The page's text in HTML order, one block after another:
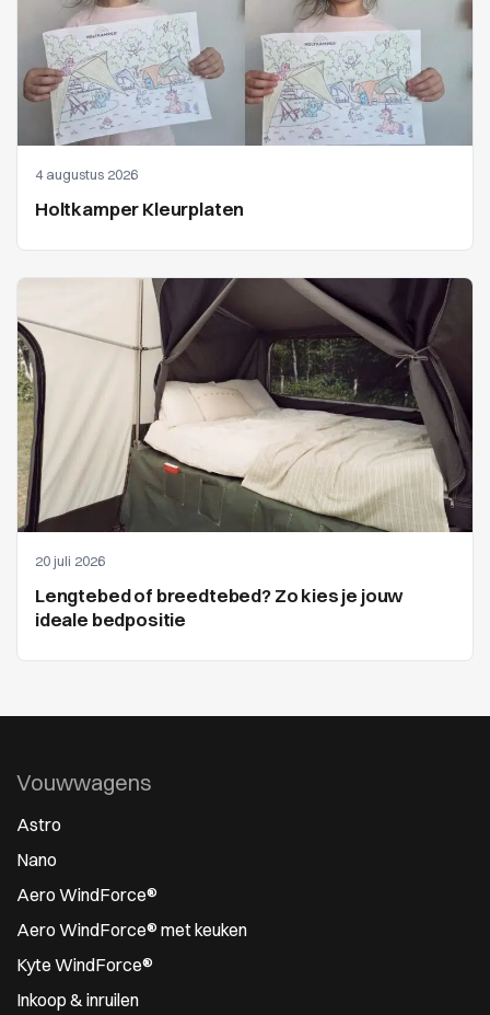
4 augustus 2026
Holtkamper Kleurplaten
20 juli 2026
Lengtebed of breedtebed? Zo kies je jouw
ideale bedpositie
Vouwwagens
Astro
Nano
Aero WindForce®
Aero WindForce® met keuken
Kyte WindForce®
Inkoop & inruilen